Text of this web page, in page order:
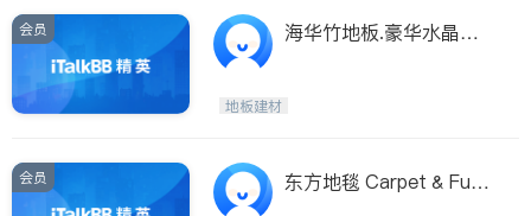
会员
海华竹地板.豪华水晶灯
地板建材
会员
东方地毯 Carpet & Futo